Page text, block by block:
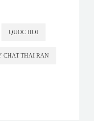
QUOC HOI
CHAT THAI RAN